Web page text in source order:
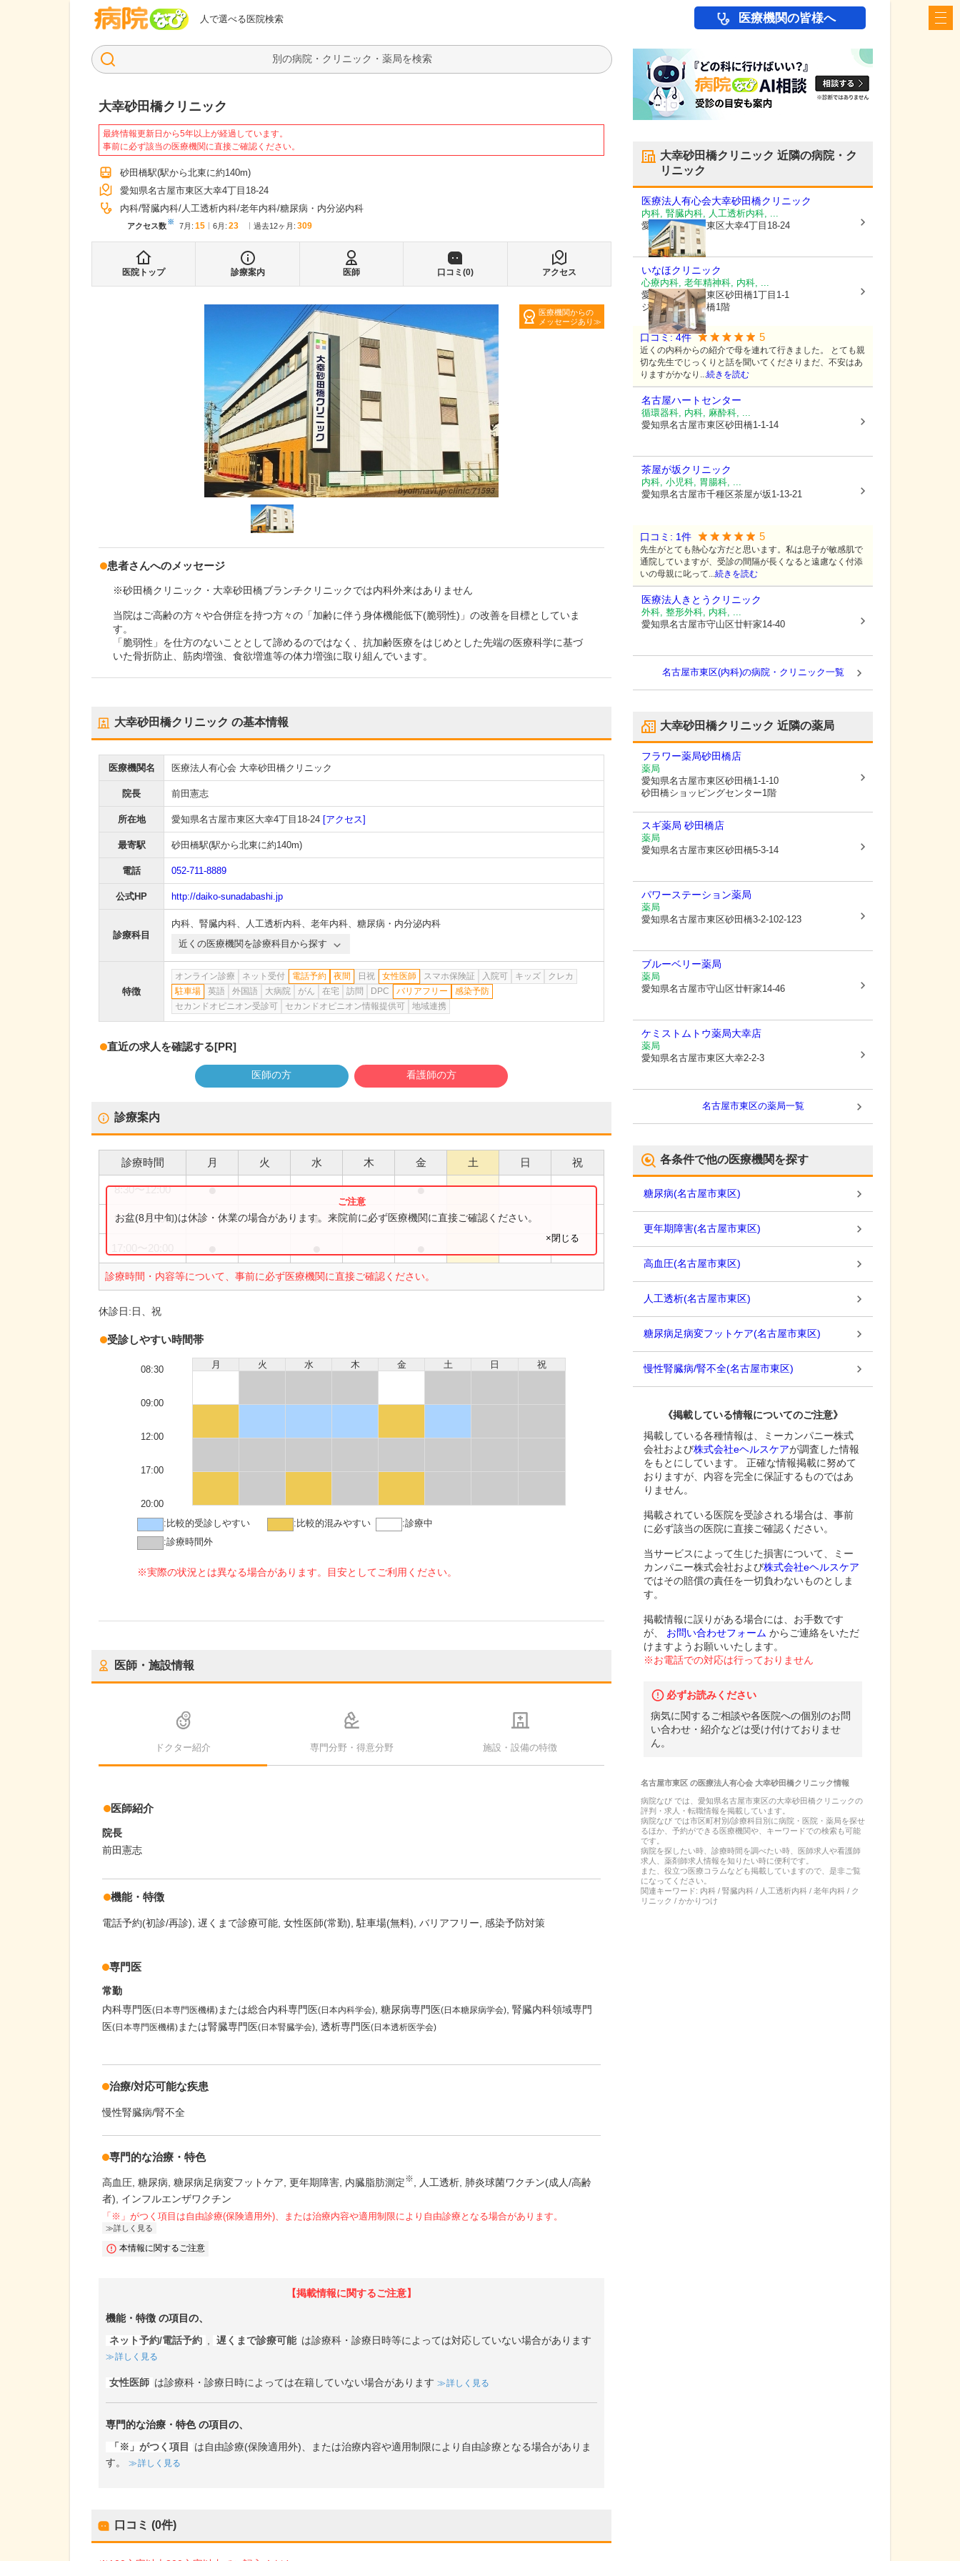
人で選べる医院検索
病院なび 医療機関の皆様へ
検索
大幸砂田橋クリニック
最終情報更新日から5年以上が経過しています。
事前に必ず該当の医療機関に直接ご確認ください。
砂田橋駅(駅から北東に約140m)
愛知県名古屋市東区大幸4丁目18-24
内科 腎臓内科 人工透析内科 老年内科 糖尿病・内分泌内科
アクセス数※ 7月 : 15 6月 : 23 過去12ヶ月: 309
医院トップ 診療案内 医師 口コミ(0) アクセス
医療機関からの
メッセージあり
患者さんへのメッセージ
※砂田橋クリニック・大幸砂田橋ブランチクリニックでは内科外来はありません
当院はご高齢の方々や合併症を持つ方々の「加齢に伴う身体機能低下(脆弱性)」の改善を目標としていま
す。
「脆弱性」を仕方のないこととして諦めるのではなく、抗加齢医療をはじめとした先端の医療科学に基づ
いた骨折防止、筋肉増強、食欲増進等の体力増強に取り組んでいます。
大幸砂田橋クリニック の基本情報
医療機関名 医療法人有心会 大幸砂田橋クリニック
院長 前田憲志
所在地 愛知県名古屋市東区大幸4丁目18-24 [アクセス]
最寄駅 砂田橋駅(駅から北東に約140m)
電話 052-711-8889
公式HP http://daiko-sunadabashi.jp
診療科目
内科、 腎臓内科、 人工透析内科、 老年内科、 糖尿病・内分泌内科
近くの医療機関を診療科目から探す
特徴
オンライン診療 ネット受付 電話予約 夜間 日祝 女性医師 スマホ保険証 入院可 キッズ
クレカ
駐車場
英語 外国語 大病院 がん 在宅 訪問 DPC バリアフリー
感染予防
セカンドオピニオン受診可
セカンドオピニオン情報提供可 地域連携
直近の求人を確認する[PR]
医師の方 看護師の方
診療案内
診療時間 月 火 水 木 金 土 日 祝
8:30〜12:00 ● ●
9:00〜12:00 ● ● ● ●
診療時間・内容等について、事前に必ず医療機関に直接ご確認ください。
お盆(8月中旬)は休診・休業の場合があります。来院前に必ず医療機関に直接ご確認ください。
×閉じる
休診日:日、祝
受診しやすい時間帯
月 火 水 木 金 土 日 祝
08:30
09:00
12:00
17:00
20:00
: 比較的受診しやすい : 比較的混みやすい :診療中
:診療時間外
※実際の状況とは異なる場合があります。目安としてご利用ください。
医師・施設情報
ドクター紹介 専門分野・得意分野 施設・設備の特徴
医師紹介
院長
前田憲志
機能・特徴
電話予約(初診/再診) 遅くまで診療可能 女性医師(常勤) 駐車場(無料) バリアフリー 感染予防対策
専門医
常勤
内科専門医(日本専門医機構)または総合内科専門医(日本内科学会) 糖尿病専門医(日本糖尿病学会) 腎臓内科領域専門
医(日本専門医機構)または腎臓専門医(日本腎臓学会) 透析専門医(日本透析医学会)
治療/対応可能な疾患
慢性腎臓病/腎不全
専門的な治療・特色
高血圧 糖尿病 糖尿病足病変フットケア 更年期障害 内臓脂肪測定※ 人工透析 肺炎球菌ワクチン(成人/高齢
者)
インフルエンザワクチン
「※」がつく項目は自由診療(保険適用外)、または治療内容や適用制限により自由診療となる場合があります。
詳しく見る
本情報に関するご注意
【掲載情報に関するご注意】
機能・特徴 の項目の、
ネット予約/電話予約 遅くまで診療可能 は診療科・診療日時等によっては対応していない場合があります
詳しく見る
女性医師 は診療科・診療日時によっては在籍していない場合があります 詳しく見る
専門的な治療・特色の項目の、
「※」がつく項目
は自由診療(保険適用外)、または治療内容や適用制限により自由診療となる場合がありま
す。
詳しく見る
口コミ (0件)
大幸砂田橋クリニック 近隣の病院・ク
リニック
医療法人有心会大幸砂田橋クリニック
内科, 腎臓内科, 人工透析内科, ...
愛知県名古屋市東区大幸4丁目18-24
いなほクリニック
心療内科, 老年精神科, 内科, ...
愛知県名古屋市東区砂田橋1丁目1-1
ジョイフル砂田橋1階
口コミ: 4件 5
近くの内科からの紹介で母を連れて行きました。 とても親
切な先生でじっくりと話を聞いてくださりまだ、不安はあ
りますがかなり...続きを読む
名古屋ハートセンター
循環器科, 内科, 麻酔科, ...
愛知県名古屋市東区砂田橋1-1-14
茶屋が坂クリニック
内科, 小児科, 胃腸科, ...
愛知県名古屋市千種区茶屋が坂1-13-21
口コミ: 1件 5
先生がとても熱心な方だと思います。私は息子が敏感肌で
通院していますが、受診の間隔が長くなると遠慮なく付添
いの母親に叱って...続きを読む
医療法人きとうクリニック
外科, 整形外科, 内科, ...
愛知県名古屋市守山区廿軒家14-40
名古屋市東区(内科)の病院・クリニック一覧
大幸砂田橋クリニック 近隣の薬局
フラワー薬局砂田橋店
薬局
愛知県名古屋市東区砂田橋1-1-10
砂田橋ショッピングセンター1階
スギ薬局 砂田橋店
薬局
愛知県名古屋市東区砂田橋5-3-14
パワーステーション薬局
薬局
愛知県名古屋市東区砂田橋3-2-102-123
ブルーベリー薬局
薬局
愛知県名古屋市守山区廿軒家14-46
ケミストムトウ薬局大幸店
薬局
愛知県名古屋市東区大幸2-2-3
名古屋市東区の薬局一覧
各条件で他の医療機関を探す
糖尿病(名古屋市東区)
更年期障害(名古屋市東区)
高血圧(名古屋市東区)
人工透析(名古屋市東区)
糖尿病足病変フットケア(名古屋市東区)
慢性腎臓病/腎不全(名古屋市東区)
《掲載している情報についてのご注意》
掲載している各種情報は、ミーカンパニー株式
会社および株式会社eヘルスケアが調査した情報
をもとにしています。 正確な情報掲載に努めて
おりますが、内容を完全に保証するものではあ
りません。
掲載されている医院を受診される場合は、事前
に必ず該当の医院に直接ご確認ください。
当サービスによって生じた損害について、ミー
カンパニー株式会社および株式会社eヘルスケア
ではその賠償の責任を一切負わないものとしま
す。
掲載情報に誤りがある場合には、お手数です
が、
お問い合わせフォーム からご連絡をいただ
けますようお願いいたします。
※お電話での対応は行っておりません
必ずお読みください
病気に関するご相談や各医院への個別のお問
い合わせ・紹介などは受け付けておりませ
ん。
名古屋市東区の医療法人有心会 大幸砂田橋クリニック情報
病院なび では、 愛知県名古屋市東区の大幸砂田橋クリニックの
評判・求人・転職情報を掲載しています。
病院なび では市区町村別/診療科目別に病院・医院・薬局を探せ
るほか、予約ができる医療機関や、キーワードでの検索も可能
です。
病院を探したい時、診療時間を調べたい時、医師求人や看護師
求人、薬剤師求人情報を知りたい時に便利です。
また、役立つ医療コラムなども掲載していますので、是非ご覧
になってください。
関連キーワード: 内科 / 腎臓内科 / 人工透析内科 / 老年内科 / ク
リニック / かかりつけ